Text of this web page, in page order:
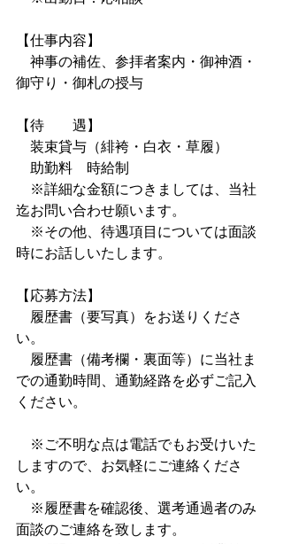
【仕事内容】
神事の補佐、参拝者案内・御神酒・
御守り・御札の授与
【待　　遇】
装束貸与（緋袴・白衣・草履）
助勤料 時給制
※詳細な金額につきましては、当社
迄お問い合わせ願います。
※その他、待遇項目については面談
時にお話しいたします。
【応募方法】
履歴書（要写真）をお送りくださ
い。
履歴書（備考欄・裏面等）に当社ま
での通勤時間、通勤経路を必ずご記入
ください。
※ご不明な点は電話でもお受けいた
しますので、お気軽にご連絡くださ
い。
※履歴書を確認後、選考通過者のみ
面談のご連絡を致します。